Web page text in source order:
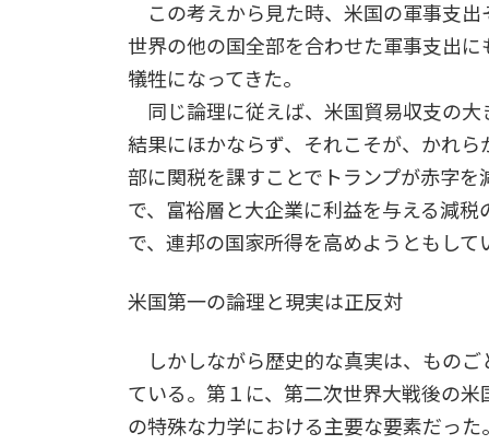
この考えから見た時、米国の軍事支出
世界の他の国全部を合わせた軍事支出に
犠牲になってきた。
同じ論理に従えば、米国貿易収支の大
結果にほかならず、それこそが、かれ
部に関税を課すことでトランプが赤字
で、富裕層と大企業に利益を与える減
で、連邦の国家所得を高めようともして
米国第一の論理と現実は正反対
しかしながら歴史的な真実は、もの
ている。第１に、第二次世界大戦後の
の特殊な力学における主要な要素だっ